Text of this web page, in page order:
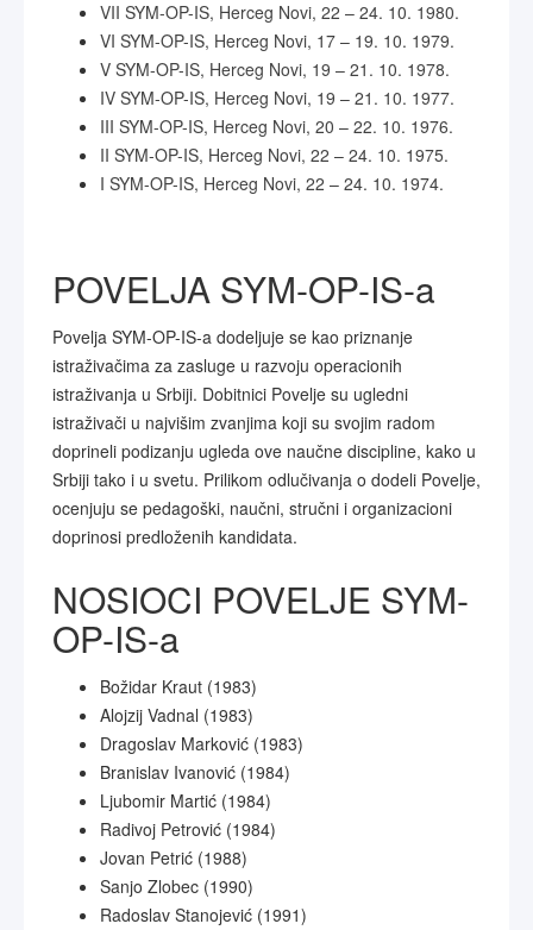
VII SYM-OP-IS, Herceg Novi, 22 – 24. 10. 1980.
VI SYM-OP-IS, Herceg Novi, 17 – 19. 10. 1979.
V SYM-OP-IS, Herceg Novi, 19 – 21. 10. 1978.
IV SYM-OP-IS, Herceg Novi, 19 – 21. 10. 1977.
III SYM-OP-IS, Herceg Novi, 20 – 22. 10. 1976.
II SYM-OP-IS, Herceg Novi, 22 – 24. 10. 1975.
I SYM-OP-IS, Herceg Novi, 22 – 24. 10. 1974.
POVELJA SYM-OP-IS-a
Povelja SYM-OP-IS-a dodeljuje se kao priznanje
istraživačima za zasluge u razvoju operacionih
istraživanja u Srbiji. Dobitnici Povelje su ugledni
istraživači u najvišim zvanjima koji su svojim radom
doprineli podizanju ugleda ove naučne discipline, kako u
Srbiji tako i u svetu. Prilikom odlučivanja o dodeli Povelje,
ocenjuju se pedagoški, naučni, stručni i organizacioni
doprinosi predloženih kandidata.
NOSIOCI POVELJE SYM-
OP-IS-a
Božidar Kraut (1983)
Alojzij Vadnal (1983)
Dragoslav Marković (1983)
Branislav Ivanović (1984)
Ljubomir Martić (1984)
Radivoj Petrović (1984)
Jovan Petrić (1988)
Sanjo Zlobec (1990)
Radoslav Stanojević (1991)